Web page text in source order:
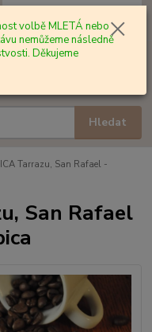
Hledat
za0,00 Kč
Tarrazu, San Rafael -
San Rafael
volbě MLETÁ nebo
nemůžeme následně
Děkujeme